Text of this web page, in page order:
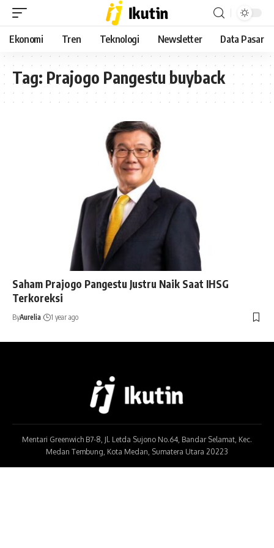
Ekonomi Tren Teknologi Newsletter Data Pasar
Tag: Prajogo Pangestu buyback
Saham Prajogo Pangestu Justru Naik Saat IHSG
Terkoreksi
ByAurelia 1 year ago
Mentari Greenwich B7-8, Jl. Letda Sujono No.64, Bandar Selamat, Kec.
Medan Tembung, Kota Medan, Sumatera Utara 20223